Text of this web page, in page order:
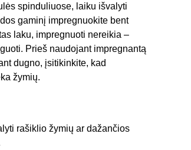
spinduliuose, laiku išvalyti
gaminį impregnuokite bent
laku, impregnuoti nereikia –
Prieš naudojant impregnantą
dugno, įsitikinkite, kad
žymių.
rašiklio žymių ar dažančios